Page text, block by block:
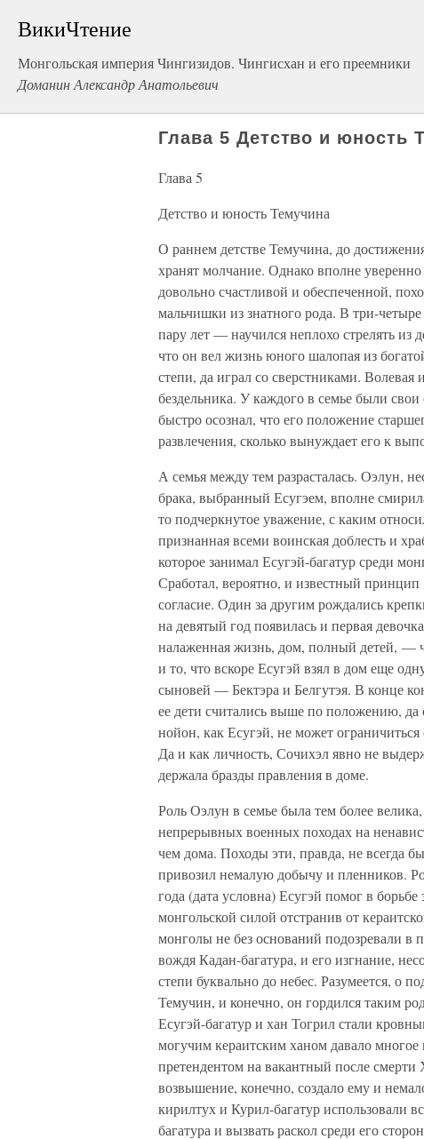
ВикиЧтение
Монгольская империя Чингизидов. Чингисхан и его преемники
Доманин Александр Анатольевич
Глава 5 Детство и юность
Глава 5
Детство и юность Темучина
О раннем детстве Темучина, до
хранят молчание. Однако вполне
довольно счастливой и обеспеченной,
мальчишки из знатного рода. В три-
пару лет — научился неплохо стрелять из
что он вел жизнь юного шалопая из
степи, да играл со сверстниками. Волевая
бездельника. У каждого в семье были
быстро осознал, что его положение
развлечения, сколько вынуждает его к
А семья между тем разрасталась. Оэлун,
брака, выбранный Есугэем, вполне
то подчеркнутое уважение, с каким
признанная всеми воинская доблесть и
которое занимал Есугэй-багатур среди
Сработал, вероятно, и известный
согласие. Один за другим рождались
на девятый год появилась и первая
налаженная жизнь, дом, полный детей, —
и то, что вскоре Есугэй взял в дом еще
сыновей — Бектэра и Белгутэя. В конце
ее дети считались выше по положению, да
нойон, как Есугэй, не может
Да и как личность, Сочихэл явно не
держала бразды правления в доме.
Роль Оэлун в семье была тем более
непрерывных военных походах на
чем дома. Походы эти, правда, не всегда
привозил немалую добычу и пленников.
года (дата условна) Есугэй помог в
монгольской силой отстранив от
монголы не без оснований подозревали в
вождя Кадан-багатура, и его изгнание,
степи буквально до небес. Разумеется, о
Темучин, и конечно, он гордился таким
Есугэй-багатур и хан Тогрил стали
могучим кераитским ханом давало
претендентом на вакантный после
возвышение, конечно, создало ему и
кирилтух и Курил-багатур использовали
багатура и вызвать раскол среди его